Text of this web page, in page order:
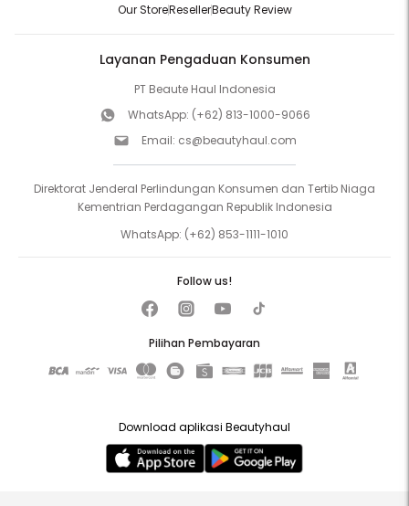
Our StoreResellerBeauty Review
Layanan Pengaduan Konsumen
PT Beaute Haul Indonesia
WhatsApp: (+62) 813-1000-9066
Email: cs@beautyhaul.com
Direktorat Jenderal Perlindungan Konsumen dan Tertib Niaga
Kementrian Perdagangan Republik Indonesia
WhatsApp: (+62) 853-1111-1010
Pilihan Pembayaran
Follow us!
Download aplikasi Beautyhaul